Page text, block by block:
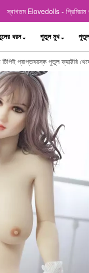
স্বাগতম Elovedolls - প্রিমিয়াম
ধরন পুতুল মুখ
প্রাপ্তবয়স্ক পুতুল ফ্যাক্টরি